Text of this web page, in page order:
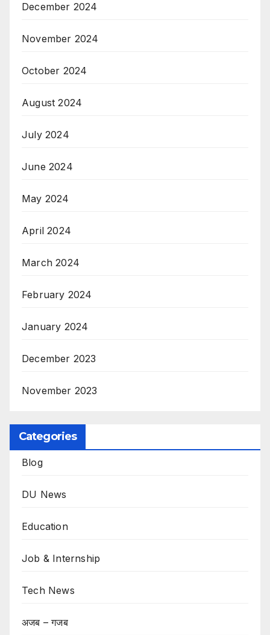
December 2024
November 2024
October 2024
August 2024
July 2024
June 2024
May 2024
April 2024
March 2024
February 2024
January 2024
December 2023
November 2023
Categories
Blog
DU News
Education
Job & Internship
Tech News
अजब – गजब